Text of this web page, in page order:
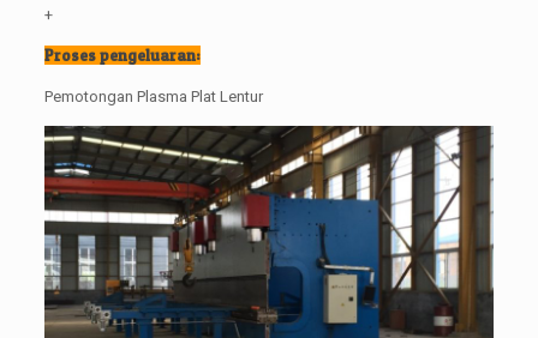
+
Proses pengeluaran:
Pemotongan Plasma Plat Lentur